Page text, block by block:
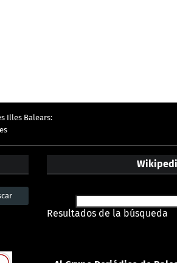
Illes Balears:
Resultados de la búsqueda